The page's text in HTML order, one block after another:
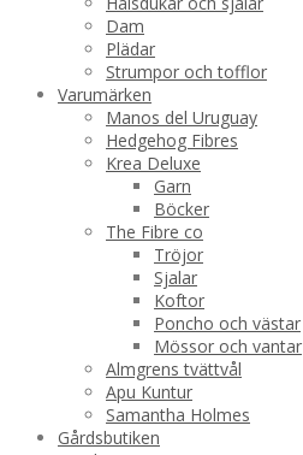
Dam
Plädar
Strumpor och tofflor
Varumärken
Manos del Uruguay
Hedgehog Fibres
Krea Deluxe
Garn
Böcker
The Fibre co
Tröjor
Sjalar
Koftor
Poncho och västar
Mössor och vantar
Almgrens tvättvål
Apu Kuntur
Samantha Holmes
Gårdsbutiken